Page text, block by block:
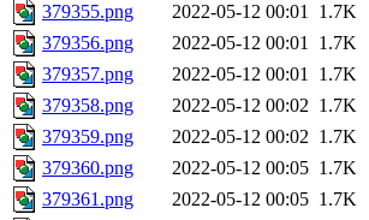
379355.png 2022-05-12 00:01 1.7K
379356.png
2022-05-12 00:01 1.7K
379357.png
2022-05-12 00:01 1.7K
379358.png
2022-05-12 00:02 1.7K
379359.png
2022-05-12 00:02 1.7K
379360.png
2022-05-12 00:05 1.7K
379361.png
2022-05-12 00:05 1.7K